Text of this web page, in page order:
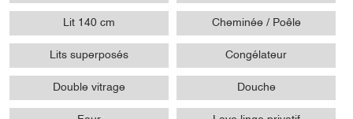
Lit 140 cm Cheminée / Poêle
Lits superposés Congélateur
Double vitrage Douche